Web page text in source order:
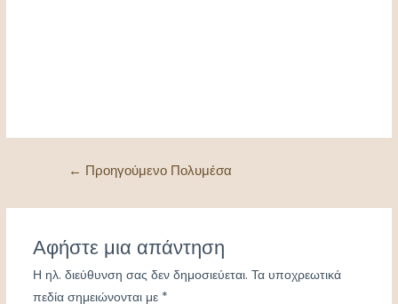
Πλοήγηση
← Προηγούμενο Πολυμέσα
Αφήστε μια απάντηση
Η ηλ. διεύθυνση σας δεν δημοσιεύεται. Τα υποχρεωτικά
πεδία σημειώνονται με *